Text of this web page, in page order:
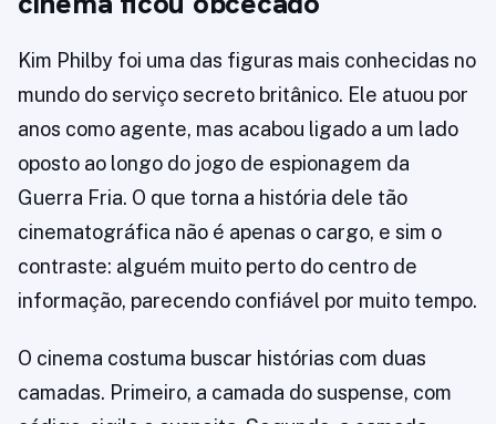
Kim Philby foi uma das figuras mais conhecidas no
mundo do serviço secreto britânico. Ele atuou por
anos como agente, mas acabou ligado a um lado
oposto ao longo do jogo de espionagem da
Guerra Fria. O que torna a história dele tão
cinematográfica não é apenas o cargo, e sim o
contraste: alguém muito perto do centro de
informação, parecendo confiável por muito tempo.
O cinema costuma buscar histórias com duas
camadas. Primeiro, a camada do suspense, com